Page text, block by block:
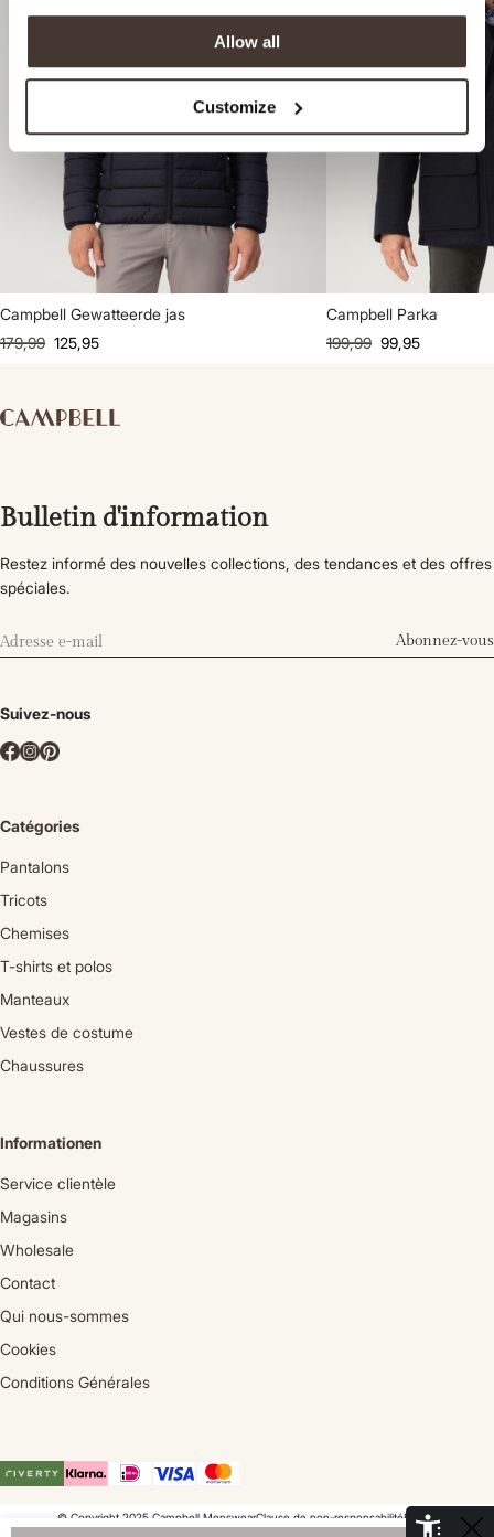
Allow all
Customize
Campbell Gewatteerde jas
179,99 125,95
Campbell Parka
199,99 99,95
Bulletin d'information
Restez informé des nouvelles collections, des tendances et des offres
spéciales.
Abonnez-vous
Suivez-nous
Catégories
Pantalons
Tricots
Chemises
T-shirts et polos
Manteaux
Vestes de costume
Chaussures
Informationen
Service clientèle
Magasins
Wholesale
Contact
Qui nous-sommes
Cookies
Conditions Générales
© Copyright 2025 Campbell MenswearClause de non-responsabilitéPrivacy